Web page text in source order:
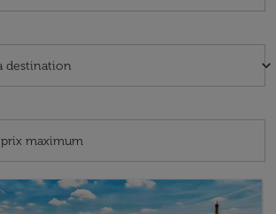
keyboard_arrow_down